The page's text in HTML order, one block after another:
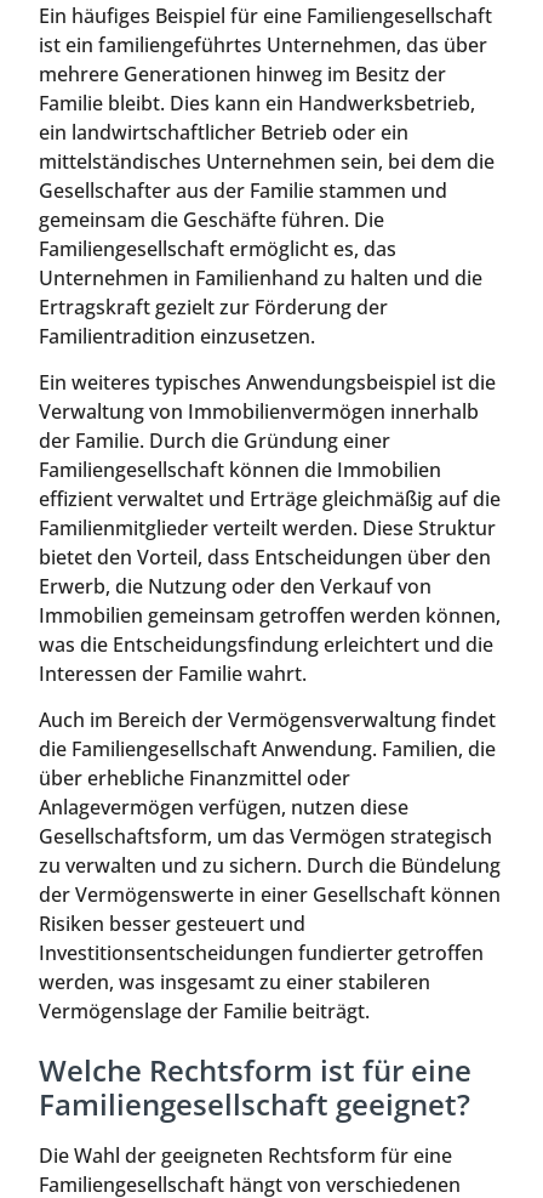
Ein häufiges Beispiel für eine Familiengesellschaft
ist ein familiengeführtes Unternehmen, das über
mehrere Generationen hinweg im Besitz der
Familie bleibt. Dies kann ein Handwerksbetrieb,
ein landwirtschaftlicher Betrieb oder ein
mittelständisches Unternehmen sein, bei dem die
Gesellschafter aus der Familie stammen und
gemeinsam die Geschäfte führen. Die
Familiengesellschaft ermöglicht es, das
Unternehmen in Familienhand zu halten und die
Ertragskraft gezielt zur Förderung der
Familientradition einzusetzen.
Ein weiteres typisches Anwendungsbeispiel ist die
Verwaltung von Immobilienvermögen innerhalb
der Familie. Durch die Gründung einer
Familiengesellschaft können die Immobilien
effizient verwaltet und Erträge gleichmäßig auf die
Familienmitglieder verteilt werden. Diese Struktur
bietet den Vorteil, dass Entscheidungen über den
Erwerb, die Nutzung oder den Verkauf von
Immobilien gemeinsam getroffen werden können,
was die Entscheidungsfindung erleichtert und die
Interessen der Familie wahrt.
Auch im Bereich der Vermögensverwaltung findet
die Familiengesellschaft Anwendung. Familien, die
über erhebliche Finanzmittel oder
Anlagevermögen verfügen, nutzen diese
Gesellschaftsform, um das Vermögen strategisch
zu verwalten und zu sichern. Durch die Bündelung
der Vermögenswerte in einer Gesellschaft können
Risiken besser gesteuert und
Investitionsentscheidungen fundierter getroffen
werden, was insgesamt zu einer stabileren
Vermögenslage der Familie beiträgt.
Welche Rechtsform ist für eine
Familiengesellschaft geeignet?
Die Wahl der geeigneten Rechtsform für eine
Familiengesellschaft hängt von verschiedenen